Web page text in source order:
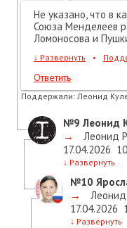
Не указано, что в
Союза Менделеев
Ломоносова и
↓ Развернуть •
Ответить
Поддержали: Леонид
№9 Леонид
→
Леонид
17.04.2026
↓ Развернуть
№10
→
17.04.2026
↓ Развернуть